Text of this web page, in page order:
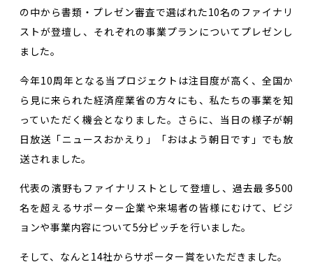
の中から書類・プレゼン審査で選ばれた10名のファイナリ
ストが登壇し、それぞれの事業プランについてプレゼンし
ました。
今年10周年となる当プロジェクトは注目度が高く、全国か
ら見に来られた経済産業省の方々にも、私たちの事業を知
っていただく機会となりました。さらに、当日の様子が朝
日放送「ニュースおかえり」「おはよう朝日です」でも放
送されました。
代表の濱野もファイナリストとして登壇し、過去最多500
名を超えるサポーター企業や来場者の皆様にむけて、ビジ
ョンや事業内容について5分ピッチを行いました。
そして、なんと14社からサポーター賞をいただきました。